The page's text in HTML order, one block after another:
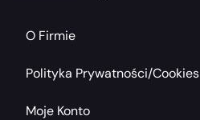
O Firmie
Polityka Prywatności/cookies
Moje Konto